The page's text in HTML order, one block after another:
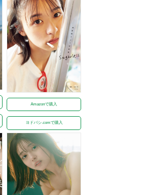
Amazonで購入
ヨドバシ.comで購入